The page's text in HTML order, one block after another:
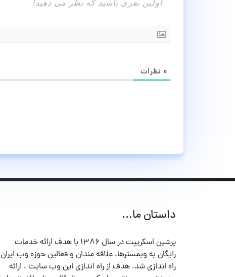
۰ نظرات
داستان ما...
پرشین اسکریپت در سال ۱۳۸۶ با هدف ارائه خدمات
رایگان به وبمسترها، علاقه مندان و فعالین حوزه وب ایران
راه اندازی شد. هدف از راه اندازی این وب سایت ، ارائه